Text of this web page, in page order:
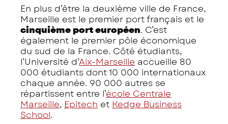
En plus d’être la deuxième ville de France,
Marseille est le premier port français et le
cinquième port européen. C’est
également le premier pôle économique
du sud de la France. Côté étudiants,
l’Université d’Aix-Marseille accueille 80
000 étudiants dont 10 000 internationaux
chaque année. 90 000 autres se
répartissent entre l’école Centrale
Marseille, Epitech et Kedge Business
School.